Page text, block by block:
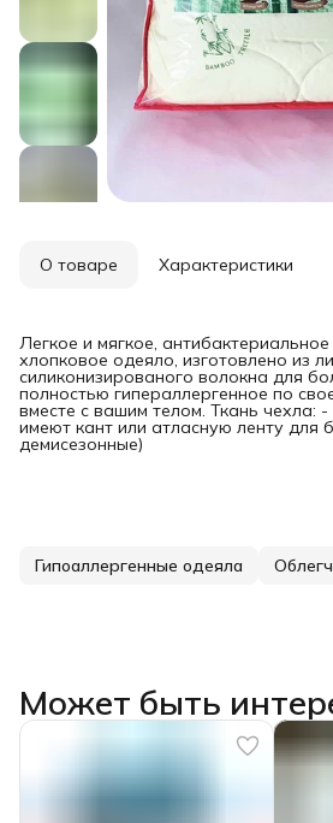
О товаре Характеристики
Легкое и мягкое,
хлопковое одеяло, изготовлено из
силиконизированого волокна для
полностью гипераллергенное по
вместе с вашим телом. Ткань чехла:
имеют кант или атласную ленту для
демисезонные)
Гипоаллергенные одеяла
Может быть